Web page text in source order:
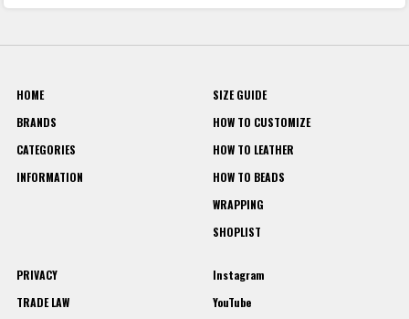
HOME
BRANDS
CATEGORIES
INFORMATION
SIZE GUIDE
HOW TO CUSTOMIZE
HOW TO LEATHER
HOW TO BEADS
WRAPPING
SHOPLIST
PRIVACY
TRADE LAW
Instagram
YouTube